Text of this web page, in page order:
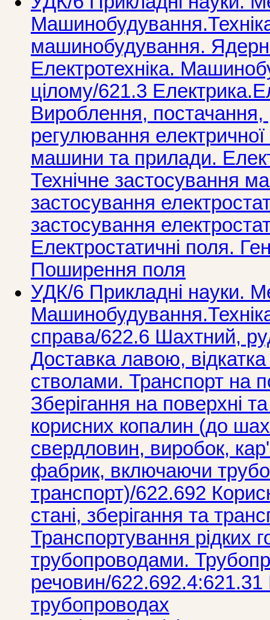
машинобудування.
Електротехнiка.
цілому/621.3
Вироблення, постачання,
регулювання електричної
машини та прилади.
Технічне застосування
застосування
застосування
Електростатичні поля.
Поширення поля
УДК/6 Прикладнi науки.
справа/622.6 Шахтний,
Доставка лавою,
стволами. Транспорт на
Зберігання на поверхні
корисних копалин (до
свердловин, виробок,
фабрик, включаючи
транспорт)/622.692
стані, зберігання та
Транспортування рідких
трубопроводами.
речовин/622.692.4:621.31
трубопроводах